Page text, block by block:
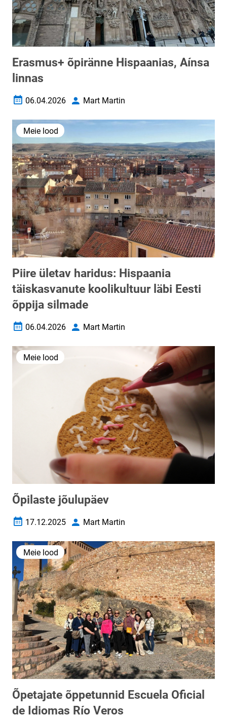
Erasmus+ õpiränne Hispaanias, Aínsa
linnas
Loomise kuupäev
06.04.2026 AutorMart Martin
Meie lood
Piire ületav haridus: Hispaania
täiskasvanute koolikultuur läbi Eesti
õppija silmade
Loomise kuupäev
06.04.2026 AutorMart Martin
Meie lood
Õpilaste jõulupäev
Loomise kuupäev
17.12.2025 AutorMart Martin
Meie lood
Õpetajate õppetunnid Escuela Oficial
de Idiomas Río Veros